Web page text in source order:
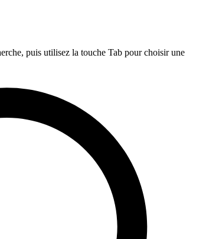
puis utilisez la touche Tab pour choisir une